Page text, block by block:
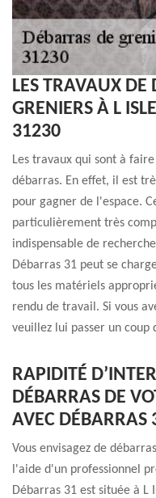
LES TRAVAUX DE
GRENIERS À L
31230
Les travaux qui sont à
débarras. En effet, il est
pour gagner de l'espace.
particulièrement très
indispensable de
Débarras 31 peut se
tous les matériels
rendu de travail. Si vous
veuillez lui passer un coup
RAPIDITÉ
DÉBARRAS DE
AVEC DÉBARRAS
Vous envisagez de
l'aide d'un professionnel
Débarras 31 est située à L